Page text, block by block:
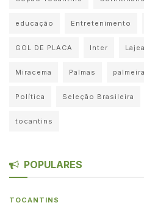
educação Entretenimento
GOL DE PLACA Inter
Miracema Palmas
Política Seleção Brasileira
tocantins
POPULARES
TOCANTINS